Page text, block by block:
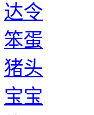
达令
笨蛋
猪头
宝宝